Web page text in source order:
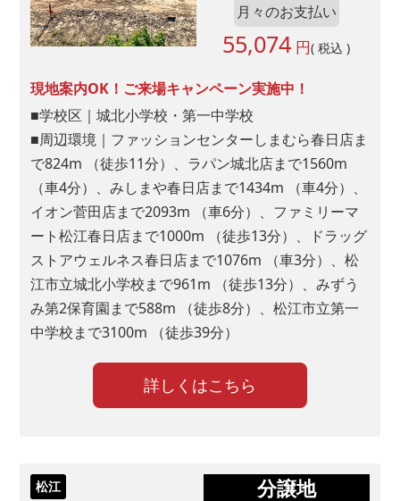
月々のお支払い
55,074 円( 税込 )
現地案内OK！ご来場キャンペーン実施中！
■学校区｜城北小学校・第一中学校
■周辺環境｜ファッションセンターしまむら春日店ま
で824m （徒歩11分）、ラパン城北店まで1560m
（車4分）、みしまや春日店まで1434m （車4分）、
イオン菅田店まで2093m （車6分）、ファミリーマ
ート松江春日店まで1000m （徒歩13分）、ドラッグ
ストアウェルネス春日店まで1076m （車3分）、松
江市立城北小学校まで961m （徒歩13分）、みずう
み第2保育園まで588m （徒歩8分）、松江市立第一
中学校まで3100m （徒歩39分）
詳しくはこちら
松江 分譲地